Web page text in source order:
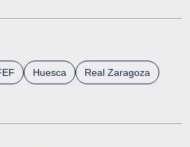
Huesca Real Zaragoza